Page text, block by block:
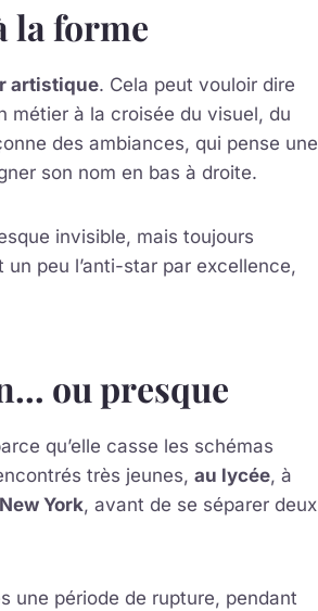
la forme
artistique. Cela peut vouloir dire
métier à la croisée du visuel, du
des ambiances, qui pense une
son nom en bas à droite.
invisible, mais toujours
un peu l’anti-star par excellence,
ou presque
qu’elle casse les schémas
très jeunes, au lycée, à
New York, avant de se séparer deux
une période de rupture, pendant